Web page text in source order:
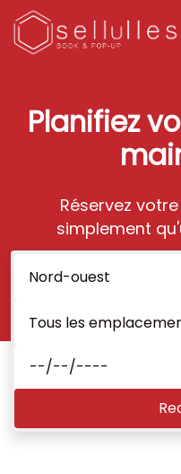
Planifiez
Réservez
simplement